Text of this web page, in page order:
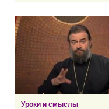
Уроки и смыслы